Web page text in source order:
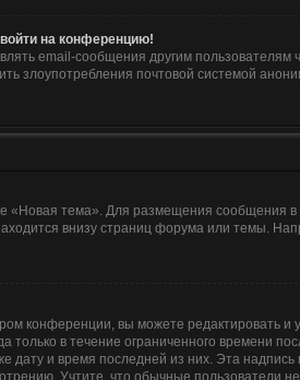
на конференцию!
email-сообщения другим
злоупотребления почтовой системой
тема». Для размещения сообщения
внизу страниц форума или темы.
конференции, вы можете редактировать
только в течение ограниченного времени
дату и время последней из них. Эта
Учтите, что обычные пользователи